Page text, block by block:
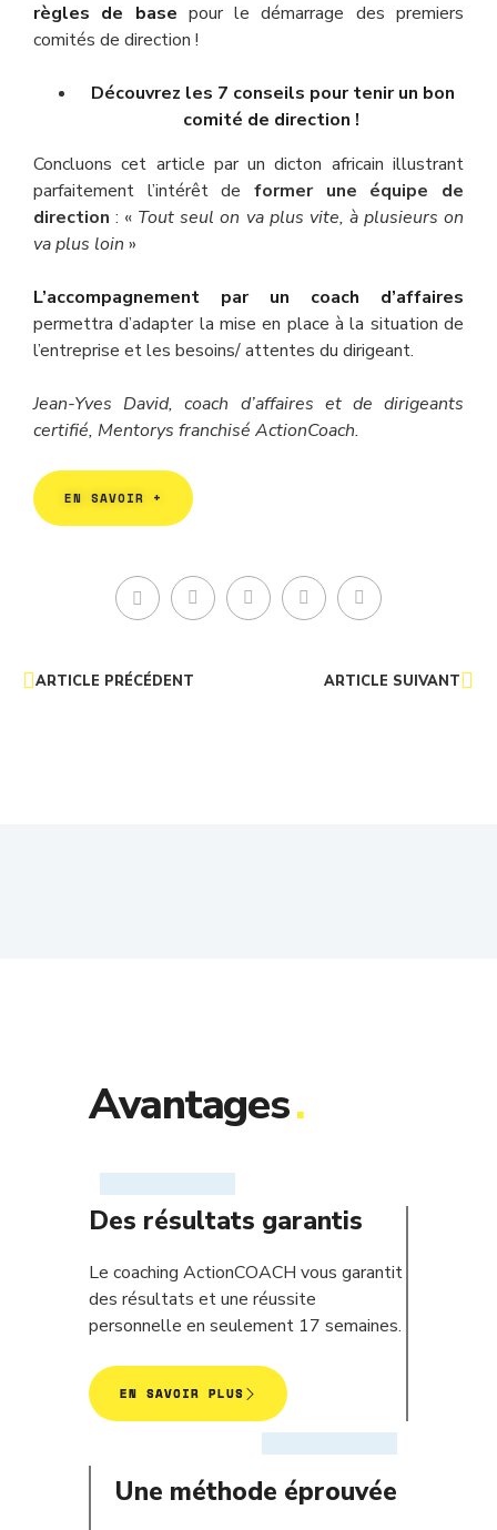
règles de base pour le démarrage des premiers
comités de direction !
Découvrez les 7 conseils pour tenir un bon
comité de direction !
Concluons cet article par un dicton africain illustrant
parfaitement l’intérêt de former une équipe de
direction : « Tout seul on va plus vite, à plusieurs on
va plus loin »
L’accompagnement par un coach d’affaires
permettra d’adapter la mise en place à la situation de
l’entreprise et les besoins/ attentes du dirigeant.
Jean-Yves David, coach d’affaires et de dirigeants
certifié, Mentorys franchisé ActionCoach.
EN SAVOIR +
ARTICLE PRÉCÉDENT ARTICLE SUIVANT
Avantages.
Des résultats garantis
Le coaching ActionCOACH vous garantit
des résultats et une réussite
personnelle en seulement 17 semaines.
EN SAVOIR PLUS
Une méthode éprouvée